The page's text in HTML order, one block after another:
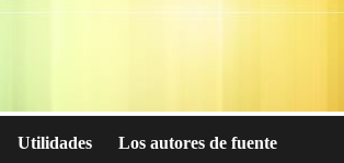
Utilidades Los autores de fuente